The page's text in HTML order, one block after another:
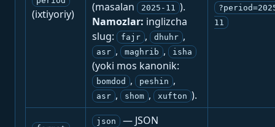
(ixtiyoriy)
(masalan 2025-11 ).
Namozlar: inglizcha
slug:
fajr , dhuhr ,
asr , maghrib , isha
(yoki mos kanonik:
bomdod , peshin ,
asr , shom , xufton ).
11
json
— JSON